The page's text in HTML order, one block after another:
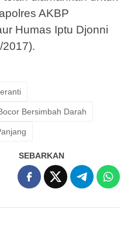
AKBP
Humas Iptu Djonni
2017).
Bersimbah Darah
SEBARKAN